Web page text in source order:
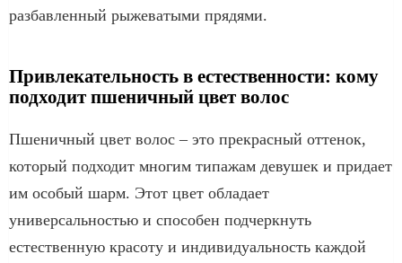
разбавленный рыжеватыми прядями.
Привлекательность в естественности: кому
подходит пшеничный цвет волос
Пшеничный цвет волос – это прекрасный оттенок,
который подходит многим типажам девушек и придает
им особый шарм. Этот цвет обладает
универсальностью и способен подчеркнуть
естественную красоту и индивидуальность каждой